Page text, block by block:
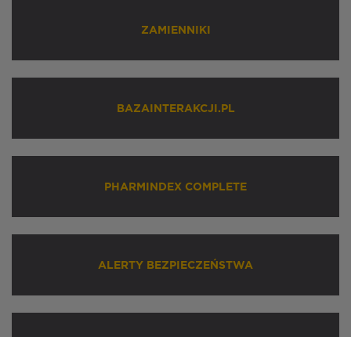
ZAMIENNIKI
BAZAINTERAKCJI.PL
PHARMINDEX COMPLETE
ALERTY BEZPIECZEŃSTWA